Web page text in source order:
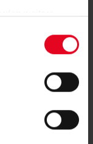
oder
Klicken auf den
der
gem. §
zu. Sie